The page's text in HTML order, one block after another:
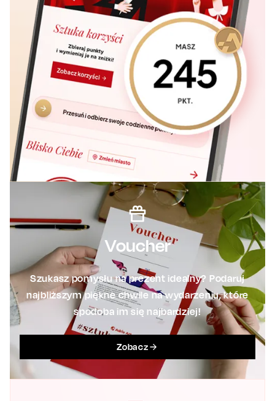
Voucher
Szukasz pomysłu na prezent idealny? Podaruj
najbliższym piękne chwile na wydarzeniu, które
spodoba im się najbardziej!
Zobacz